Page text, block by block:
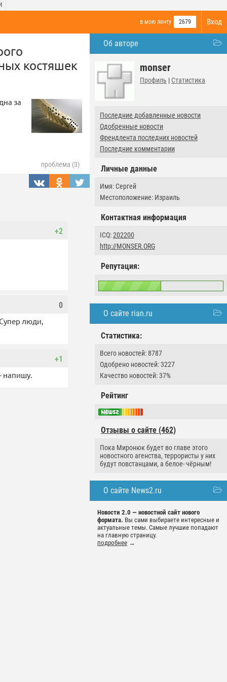
Вход
в мою ленту 2679
Об авторе
monser
Профиль | Статистика
Последние добавленные новости
Одобренные новости
Френдлента последних новостей
Последние комментарии
Личные данные
Имя: Сергей
Местоположение: Израиль
Контактная информация
ICQ:202200
http://MONSER.ORG
Репутация:
О сайте rian.ru
Статистика:
Всего новостей: 8787
Одобрено новостей: 3227
Качество новостей: 37%
Рейтинг
Отзывы о сайте (462)
Пока Миронюк будет во главе этого
новостного агенства, террористы у них
будут повстанцами, а белое- чёрным!
О сайте News2.ru
Новости 2.0 — новостной сайт нового
формата. Вы сами выбираете интересные и
актуальные темы. Самые лучшие попадают
на главную страницу.
подробнее →
костяшек
за
проблема (3)
+2
0
люди,
+1
напишу.